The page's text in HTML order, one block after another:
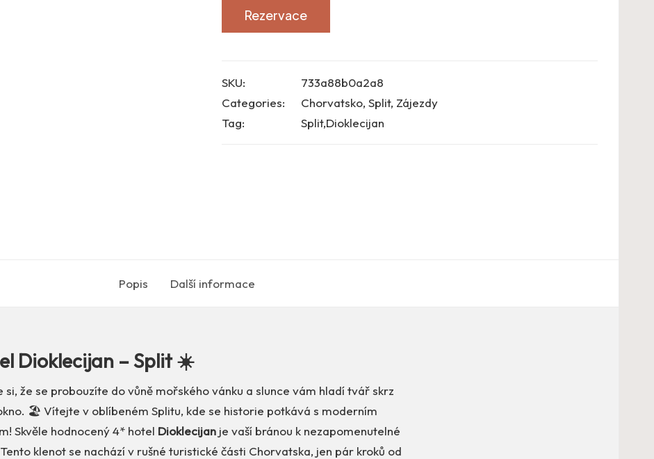
Rezervace
SKU:
733a88b0a2a8
Categories:
Chorvatsko, Split, Zájezdy
Tag:
Split,Dioklecijan
Popis Další informace
Dioklecijan – Split ☀️
si, že se probouzíte do vůně mořského vánku a slunce vám hladí tvář skrz
🏖️ Vítejte v oblíbeném Splitu, kde se historie potkává s moderním
Skvěle hodnocený 4* hotel Dioklecijan je vaší bránou k nezapomenutelné
klenot se nachází v rušné turistické části Chorvatska, jen pár kroků od